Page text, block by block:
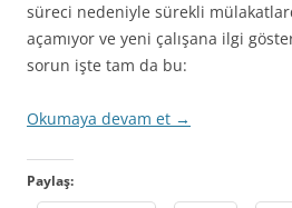
süreci nedeniyle sürekli
açamıyor ve yeni çalışana ilgi
sorun işte tam da bu:
Okumaya devam et →
Paylaş: